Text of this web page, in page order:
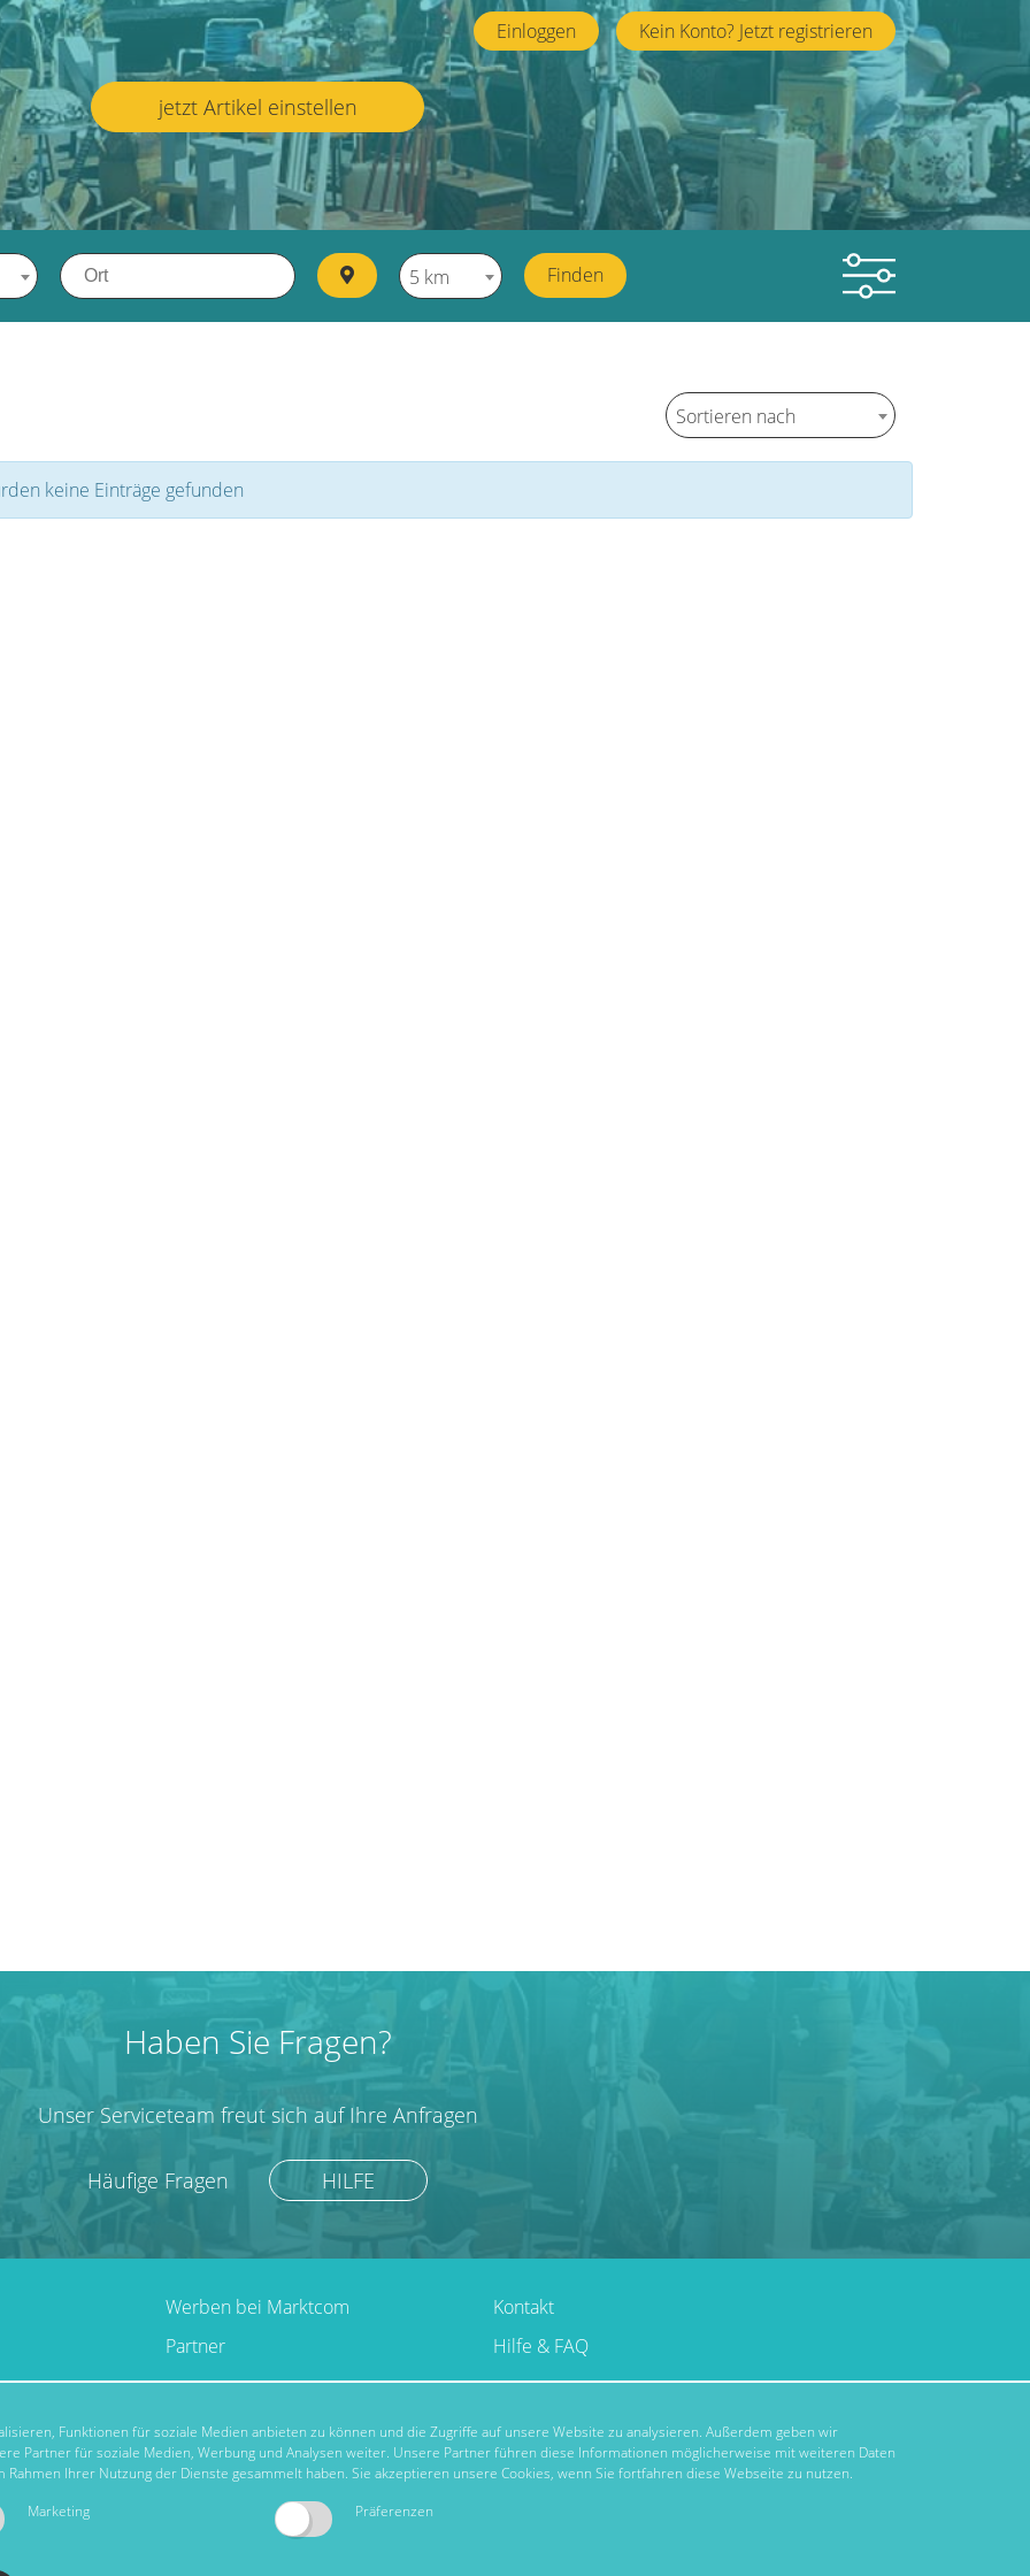
Einloggen Kein Konto? Jetzt registrieren
jetzt Artikel einstellen
5 km Finden
Sortieren nach
keine Einträge gefunden
Haben Sie Fragen?
Unser Serviceteam freut sich auf Ihre Anfragen
Häufige Fragen HILFE
Werben bei Marktcom
Partner
Kontakt
Hilfe & FAQ
Funktionen für soziale Medien anbieten zu können und die Zugriffe auf unsere Website zu analysieren. Außerdem geben wir
Partner für soziale Medien, Werbung und Analysen weiter. Unsere Partner führen diese Informationen möglicherweise mit weiteren Daten
Ihrer Nutzung der Dienste gesammelt haben. Sie akzeptieren unsere Cookies, wenn Sie fortfahren diese Webseite zu nutzen.
Marketing Präferenzen